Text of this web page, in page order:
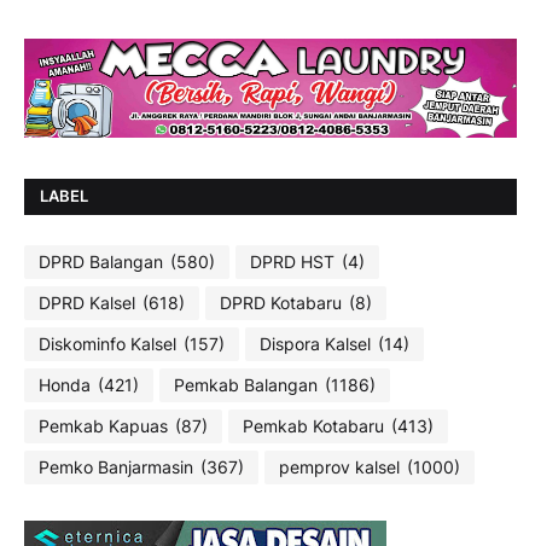
LABEL
DPRD Balangan (580) DPRD HST (4)
DPRD Kalsel (618) DPRD Kotabaru (8)
Diskominfo Kalsel (157) Dispora Kalsel (14)
Honda (421) Pemkab Balangan (1186)
Pemkab Kapuas (87) Pemkab Kotabaru (413)
Pemko Banjarmasin (367) pemprov kalsel (1000)